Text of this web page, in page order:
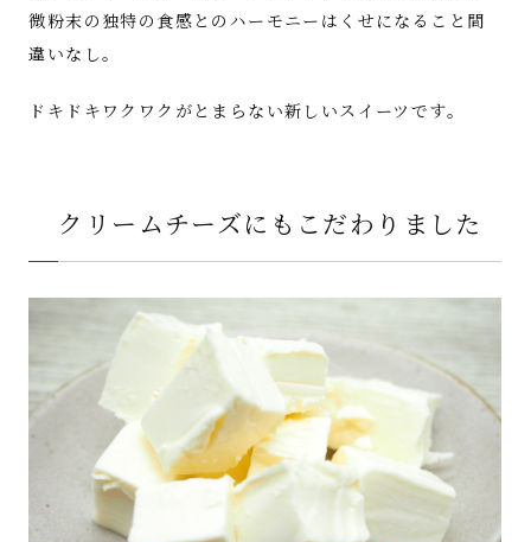
微粉末の独特の食感とのハーモニーはくせになること間
違いなし。
ドキドキワクワクがとまらない新しいスイーツです。
クリームチーズにもこだわりました